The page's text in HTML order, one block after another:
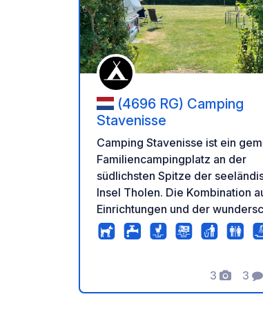
(4696 RG) Camping
Stavenisse
Camping Stavenisse ist ein
Familiencampingplatz an der
südlichsten Spitze der
Insel Tholen. Die Kombination
Einrichtungen und der
Lage direkt an der
dafür, dass es auf und
gibt. Ein einzigartiger Ort!
3
Fotos
3